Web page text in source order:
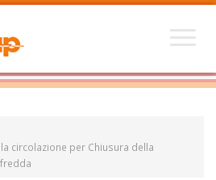
circolazione per Chiusura della